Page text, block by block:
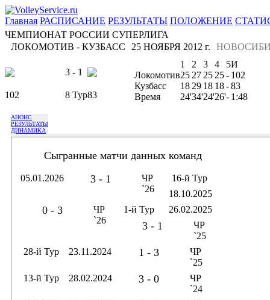
Главная РАСПИСАНИЕ РЕЗУЛЬТАТЫ ПОЛОЖЕНИЕ
ЧЕМПИОНАТ РОССИИ СУПЕРЛИГА
ЛОКОМОТИВ - КУЗБАСС
25 НОЯБРЯ 2012 г.
3 - 1
102 8 Тур83
1 2 3 4 5И
Локомотив25 27 25 25- 102
Кузбасс
18 29 18 18-83
Время
24'34'24'26'- 1:48
АНОНС
РЕЗУЛЬТАТЫ
ДИНАМИКА
Сыгранные матчи данных команд
05.01.2026 3 - 1
ЧР
`26
16-й Тур
18.10.2025
0 - 3
ЧР
`26
1-й Тур 26.02.2025
3 - 1
ЧР
`25
28-й Тур
23.11.2024 1 - 3
ЧР
`25
13-й Тур
28.02.2024 3 - 0
ЧР
`24